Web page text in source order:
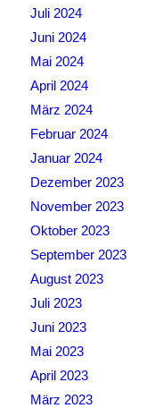
Juli 2024
Juni 2024
Mai 2024
April 2024
März 2024
Februar 2024
Januar 2024
Dezember 2023
November 2023
Oktober 2023
September 2023
August 2023
Juli 2023
Juni 2023
Mai 2023
April 2023
März 2023